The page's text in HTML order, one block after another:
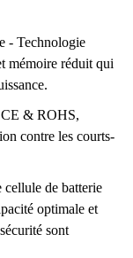
- Technologie
mémoire réduit qui
CE & ROHS,
contre les courts-
cellule de batterie
optimale et
sont